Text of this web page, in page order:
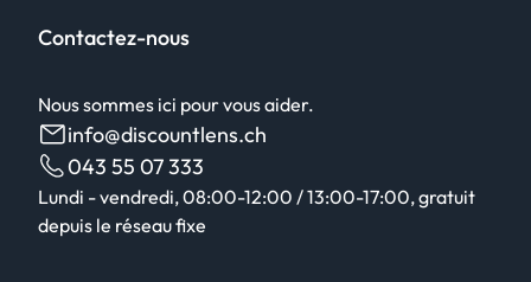
Contactez-nous
Nous sommes ici pour vous aider.
info@discountlens.ch
043 55 07 333
Lundi - vendredi, 08:00-12:00 / 13:00-17:00, gratuit
depuis le réseau fixe